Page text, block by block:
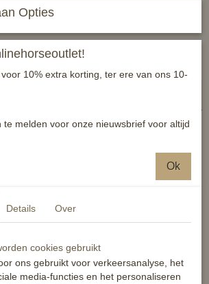
Opties
10% extra korting, ter ere van ons 10-
te melden voor onze nieuwsbrief voor altijd
Ok
Details Over
cookies gebruikt
ons gebruikt voor verkeersanalyse, het
media-functies en het personaliseren